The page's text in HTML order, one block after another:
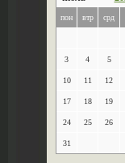
пон втр срд
3 4 5
10 11 12
17 18 19
24 25 26
31